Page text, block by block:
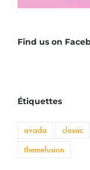
Find us on
Étiquettes
avada classic
themefusion